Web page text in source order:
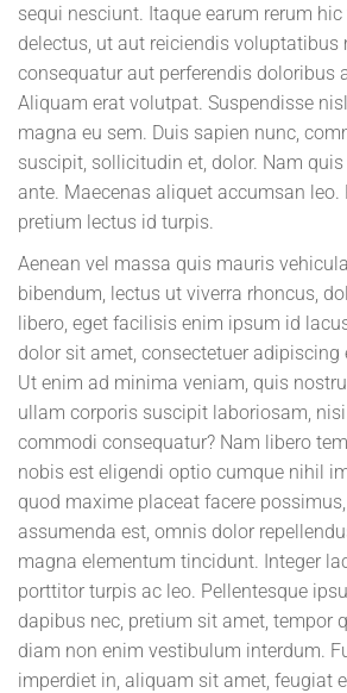
sequi nesciunt. Itaque earum rerum
delectus, ut aut reiciendis voluptatibus
consequatur aut perferendis doloribus
Aliquam erat volutpat. Suspendisse
magna eu sem. Duis sapien nunc,
suscipit, sollicitudin et, dolor. Nam
ante. Maecenas aliquet accumsan leo.
pretium lectus id turpis.
Aenean vel massa quis mauris
bibendum, lectus ut viverra rhoncus,
libero, eget facilisis enim ipsum id
dolor sit amet, consectetuer
Ut enim ad minima veniam, quis
ullam corporis suscipit laboriosam,
commodi consequatur? Nam libero
nobis est eligendi optio cumque nihil
quod maxime placeat facere
assumenda est, omnis dolor
magna elementum tincidunt. Integer
porttitor turpis ac leo. Pellentesque
dapibus nec, pretium sit amet, tempor
diam non enim vestibulum interdum.
imperdiet in, aliquam sit amet, feugiat